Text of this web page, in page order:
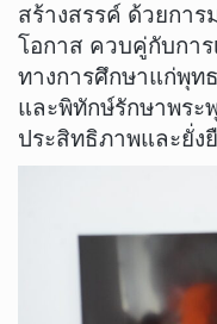
สร้างสรรค์ ด้วยกา
โอกาส ควบคู่กับการ
ทางการศึกษาแก่พุท
และพิทักษ์รักษาพระ
ประสิทธิภาพและยั่ง